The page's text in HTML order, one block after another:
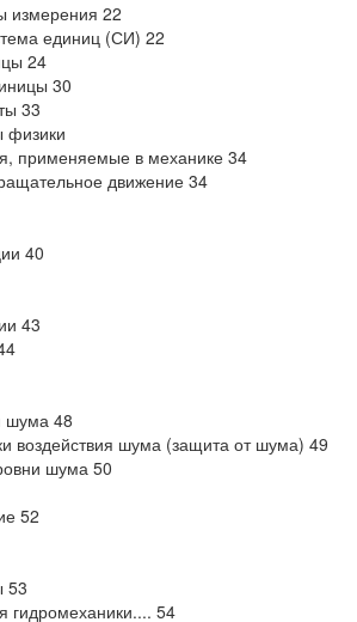
измерения 22
единиц (СИ) 22
24
30
33
физики
применяемые в механике 34
движение 34
40
43
шума 48
воздействия шума (защита от шума) 49
шума 50
52
53
гидромеханики.... 54